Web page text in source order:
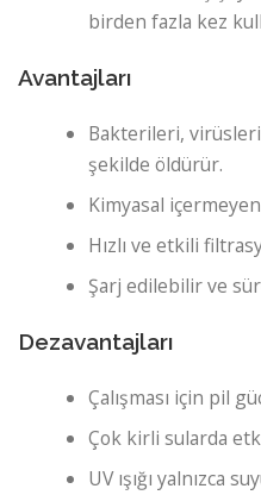
birden fazla kez
Avantajları
Bakterileri,
şekilde öldürür.
Kimyasal
Hızlı ve etkili
Şarj edilebilir ve
Dezavantajları
Çalışması için pil
Çok kirli sularda
UV ışığı yalnızca